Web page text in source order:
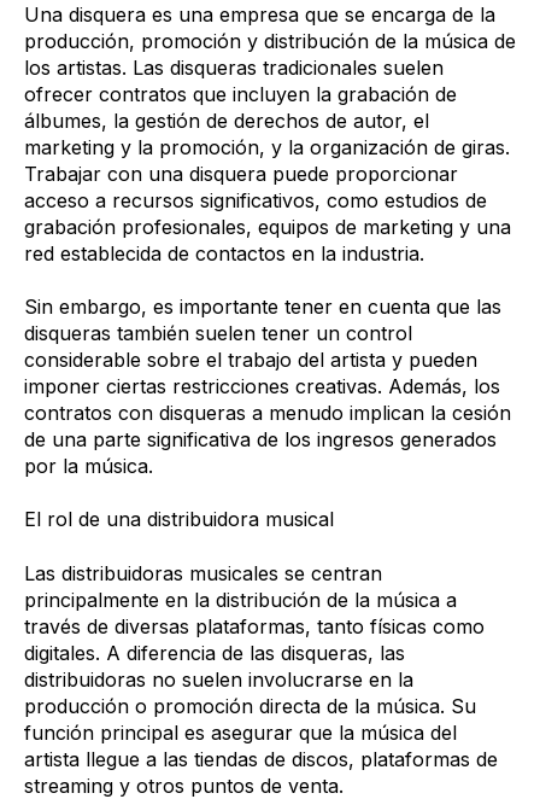
Una disquera es una empresa que se encarga de la
producción, promoción y distribución de la música de
los artistas. Las disqueras tradicionales suelen
ofrecer contratos que incluyen la grabación de
álbumes, la gestión de derechos de autor, el
marketing y la promoción, y la organización de giras.
Trabajar con una disquera puede proporcionar
acceso a recursos significativos, como estudios de
grabación profesionales, equipos de marketing y una
red establecida de contactos en la industria.
Sin embargo, es importante tener en cuenta que las
disqueras también suelen tener un control
considerable sobre el trabajo del artista y pueden
imponer ciertas restricciones creativas. Además, los
contratos con disqueras a menudo implican la cesión
de una parte significativa de los ingresos generados
por la música.
El rol de una distribuidora musical
Las distribuidoras musicales se centran
principalmente en la distribución de la música a
través de diversas plataformas, tanto físicas como
digitales. A diferencia de las disqueras, las
distribuidoras no suelen involucrarse en la
producción o promoción directa de la música. Su
función principal es asegurar que la música del
artista llegue a las tiendas de discos, plataformas de
streaming y otros puntos de venta.